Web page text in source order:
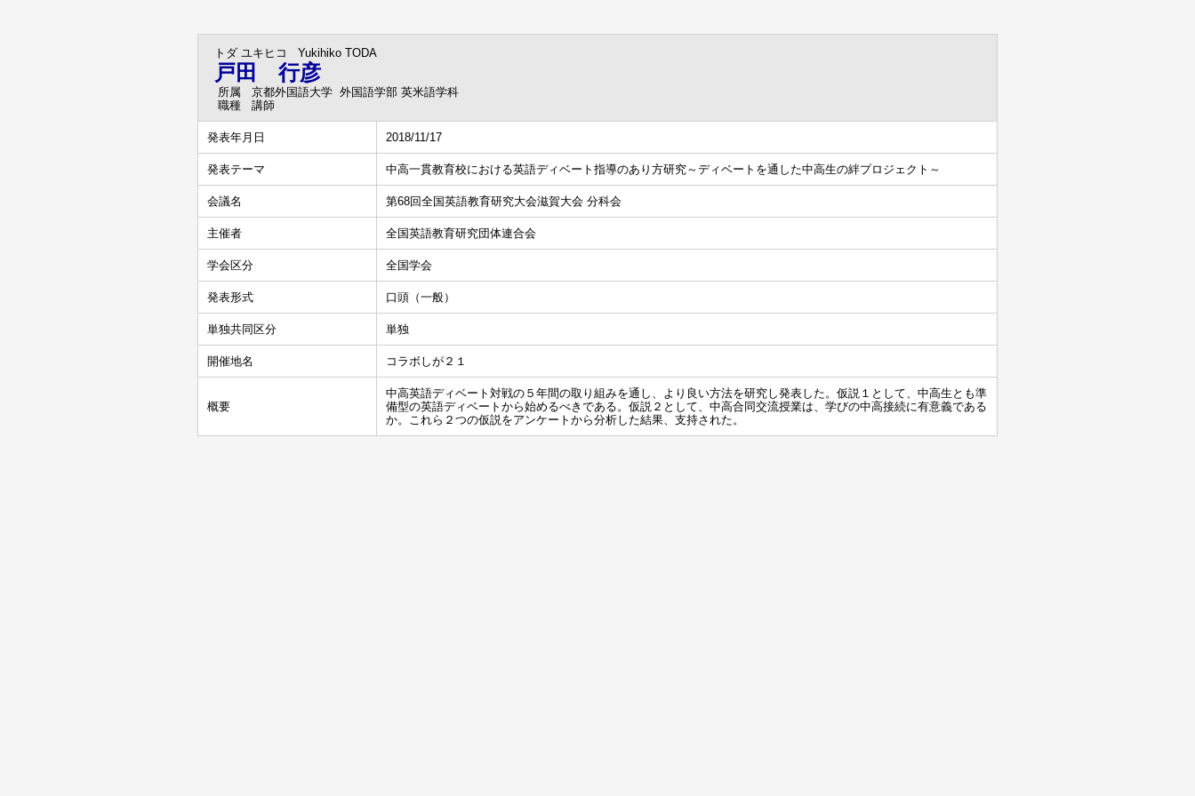
トダ ユキヒコ Yukihiko TODA
戸田 行彦
所属
京都外国語大学 外国語学部 英米語学科
職種
講師
発表年月日 2018/11/17
発表テーマ 中高一貫教育校における英語ディベート指導のあり方研究～ディベートを通した中高生の絆プロジェクト～
会議名 第68回全国英語教育研究大会滋賀大会 分科会
主催者 全国英語教育研究団体連合会
学会区分 全国学会
発表形式 口頭（一般）
単独共同区分 単独
開催地名 コラボしが２１
概要
中高英語ディベート対戦の５年間の取り組みを通し、より良い方法を研究し発表した。仮説１として、中高生とも準
備型の英語ディベートから始めるべきである。仮説２として、中高合同交流授業は、学びの中高接続に有意義である
か。これら２つの仮説をアンケートから分析した結果、支持された。